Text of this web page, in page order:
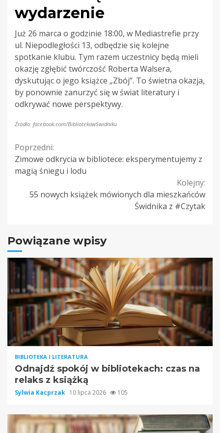
wydarzenie
Już 26 marca o godzinie 18:00, w Mediastrefie przy
ul. Niepodległości 13, odbędzie się kolejne
spotkanie klubu. Tym razem uczestnicy będą mieli
okazję zgłębić twórczość Roberta Walsera,
dyskutując o jego książce „Zbój”. To świetna okazja,
by ponownie zanurzyć się w świat literatury i
odkrywać nowe perspektywy.
Źródło: facebook.com/BibliotekawSwidniku
Continue
Reading
Poprzedni:
Zimowe odkrycia w bibliotece: eksperymentujemy z
magią śniegu i lodu
Kolejny:
55 nowych książek mówionych dla mieszkańców
Świdnika z #Czytak
Powiązane wpisy
BIBLIOTEKA I LITERATURA
Odnajdź spokój w bibliotekach: czas na
relaks z książką
Sylwia Kacprzak 10 lipca 2026 105